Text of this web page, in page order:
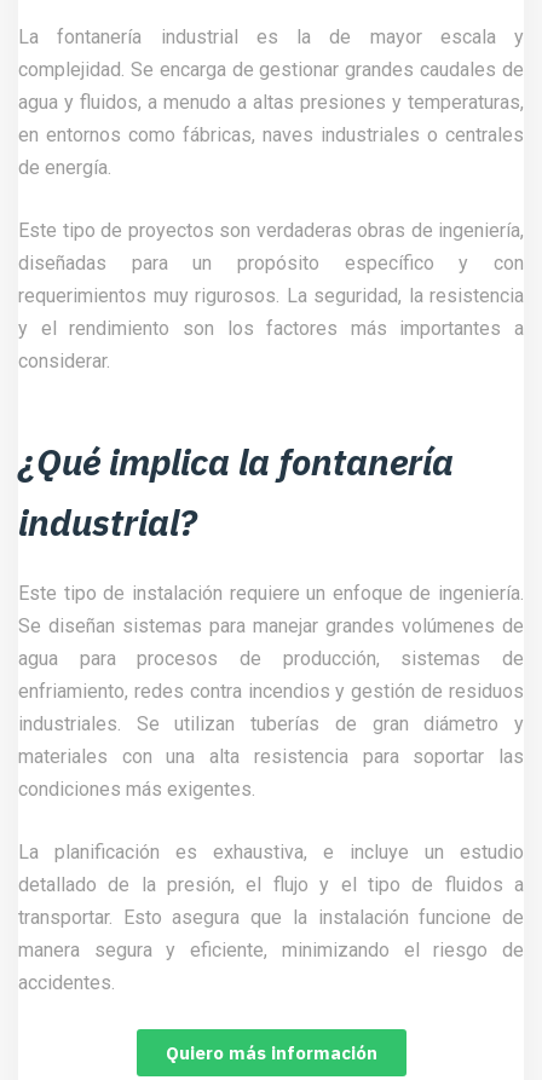
La fontanería industrial es la de mayor escala y
complejidad. Se encarga de gestionar grandes caudales de
agua y fluidos, a menudo a altas presiones y temperaturas,
en entornos como fábricas, naves industriales o centrales
de energía.
Este tipo de proyectos son verdaderas obras de ingeniería,
diseñadas para un propósito específico y con
requerimientos muy rigurosos. La seguridad, la resistencia
y el rendimiento son los factores más importantes a
considerar.
¿Qué implica la fontanería
industrial?
Este tipo de instalación requiere un enfoque de ingeniería.
Se diseñan sistemas para manejar grandes volúmenes de
agua para procesos de producción, sistemas de
enfriamiento, redes contra incendios y gestión de residuos
industriales. Se utilizan tuberías de gran diámetro y
materiales con una alta resistencia para soportar las
condiciones más exigentes.
La planificación es exhaustiva, e incluye un estudio
detallado de la presión, el flujo y el tipo de fluidos a
transportar. Esto asegura que la instalación funcione de
manera segura y eficiente, minimizando el riesgo de
accidentes.
Quiero más información